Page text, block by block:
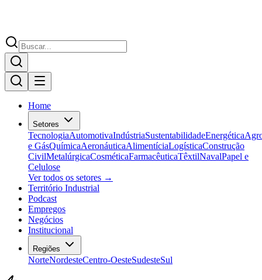
Home
Setores
TecnologiaAutomotivaIndústriaSustentabilidadeEnergética
e GásQuímicaAeronáuticaAlimentíciaLogísticaConstrução
CivilMetalúrgicaCosméticaFarmacêuticaTêxtilNavalPapel e
Celulose
Ver todos os setores →
Território Industrial
Podcast
Empregos
Negócios
Institucional
Regiões
NorteNordesteCentro-OesteSudesteSul